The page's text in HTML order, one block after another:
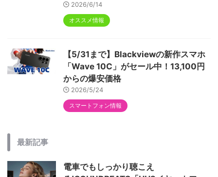
2026/6/14
オススメ情報
【5/31まで】Blackviewの新作スマホ
「Wave 10C」がセール中！13,100円
からの爆安価格
2026/5/24
スマートフォン情報
最新記事
電車でもしっかり聴こえ